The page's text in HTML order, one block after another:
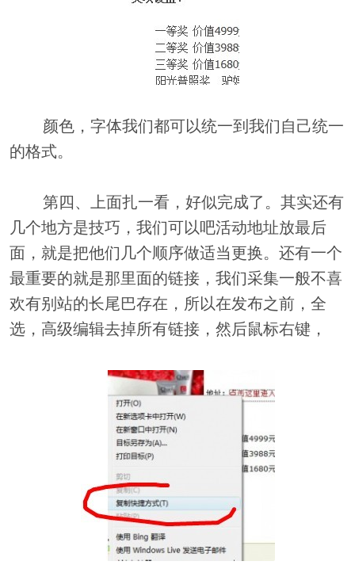
颜色，字体我们都可以统一到我们自己统一
的格式。
第四、上面扎一看，好似完成了。其实还有
几个地方是技巧，我们可以吧活动地址放最后
面，就是把他们几个顺序做适当更换。还有一个
最重要的就是那里面的链接，我们采集一般不喜
欢有别站的长尾巴存在，所以在发布之前，全
选，高级编辑去掉所有链接，然后鼠标右键，